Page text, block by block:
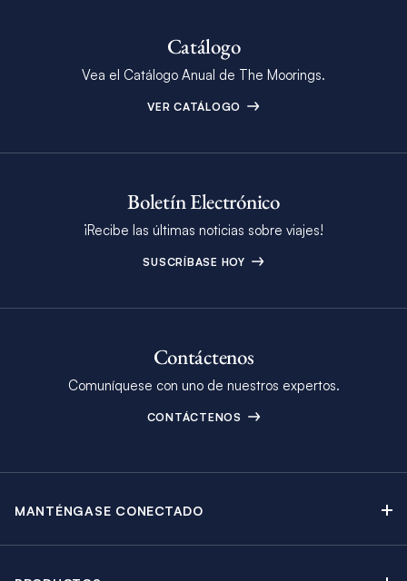
Catálogo
Vea el Catálogo Anual de The Moorings.
VER CATÁLOGO
Boletín Electrónico
¡Recibe las últimas noticias sobre viajes!
SUSCRÍBASE HOY
Contáctenos
Comuníquese con uno de nuestros expertos.
CONTÁCTENOS
MANTÉNGASE CONECTADO